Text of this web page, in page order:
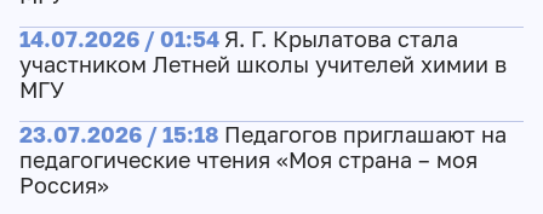
14.07.2026 / 01:54 Я. Г. Крылатова стала
участником Летней школы учителей химии в
МГУ
23.07.2026 / 15:18 Педагогов приглашают на
педагогические чтения «Моя страна – моя
Россия»